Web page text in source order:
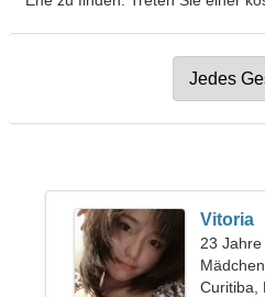
Vitoria
23
Curitiba,